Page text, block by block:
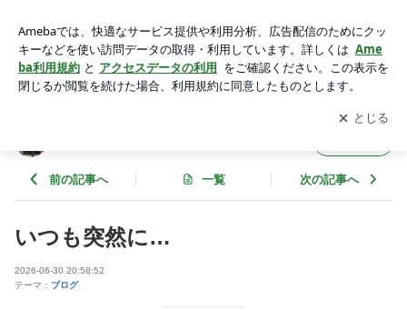
アプリをダウンロードして ブログの更新通知
を受け取りまし
ょう。
開く
前の記事へ 一覧 次の記事へ
いつも突然に…
2026-06-30 20:58:52
テーマ： ブログ